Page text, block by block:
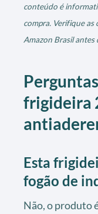
conteúdo é
compra. Verifique
Amazon Brasil antes
frigideira
Esta
fogão de
Não, o produto